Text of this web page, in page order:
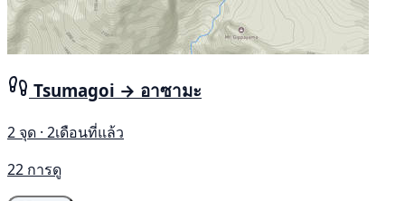
Tsumagoi → อาซามะ
2 จุด · 2เดือนที่แล้ว
22 การดู